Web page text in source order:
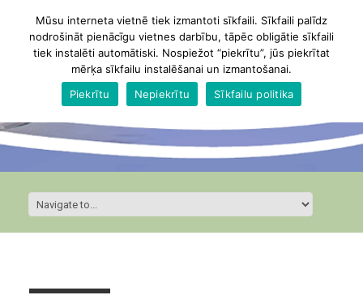
Mūsu interneta vietnē tiek izmantoti sīkfaili. Sīkfaili palīdz
nodrošināt pienācīgu vietnes darbību, tāpēc obligātie sīkfaili
tiek instalēti automātiski. Nospiežot “piekrītu”, jūs piekrītat
mērķa sīkfailu instalēšanai un izmantošanai.
Piekrītu
Nepiekrītu Sīkfailu politika